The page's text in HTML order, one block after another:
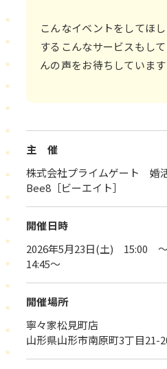
こんなイベントをしてほ
するこんなサービスもし
んの声をお待ちしていま
主 催
株式会社プライムゲート 婚
Bee8［ビーエイト］
開催日時
2026年5月23日(土) 15:00
14:45～
開催場所
寧々家松見町店
山形県山形市南原町3丁目21-